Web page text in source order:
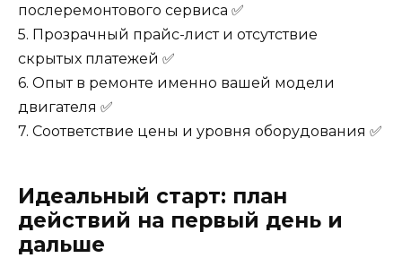
послеремонтового сервиса ✅
5. Прозрачный прайс-лист и отсутствие
скрытых платежей ✅
6. Опыт в ремонте именно вашей модели
двигателя ✅
7. Соответствие цены и уровня оборудования ✅
Идеальный старт: план
действий на первый день и
дальше